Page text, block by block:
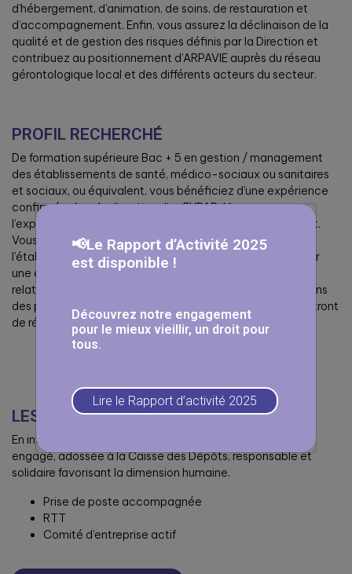
d’hébergement, d’animation, de soins, de restauration et
d’accompagnement. Enfin, vous assurez la déclinaison de la
qualité et de gestion des risques définis par la Direction et
contribuez au positionnement d’ARPAVIE auprès du réseau
gérontologique local et des différents acteurs du secteur.
PROFIL RECHERCHÉ
De formation supérieure Bac + 5 en gestion / management
des établissements de santé, médico-sociaux ou sanitaires
et sociaux, ou équivalent, vous bénéficiez d’une expérience
confirmée dans la direction d’un EHPAD. Vous avez
l’expérience du travail en réseau et de la gestion de projet.
Vous êtes force de proposition pour animer et faire vivre
l’établissement. Votre forte capacité à manager, à fédérer
une équipe autour d’objectifs communs, vos qualités
relationnelles, votre rigueur et votre organisation, votre sens
des priorités ainsi que vos qualités d’écoute vous permettront
de réussir dans ce poste.
LES + ARPAVIE
En intégrant ARPAVIE, vous rejoignez un groupe associatif
engagé, adossée à la Caisse des Dépôts, responsable et
solidaire favorisant la dimension humaine.
Prise de poste accompagnée
RTT
Comité d’entreprise actif
📢Le Rapport d’Activité 2025
est disponible !
Découvrez notre engagement
pour le mieux vieillir, un droit pour
tous.
Lire le Rapport d’activité 2025